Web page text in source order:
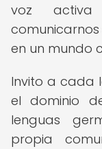
voz
en un mundo
Invito a cada
el dominio
lenguas
propia